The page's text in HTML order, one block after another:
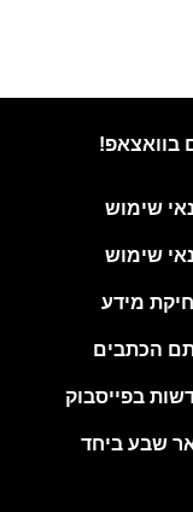
בוואצאפ!
שימוש
שימוש
מידע
הכתבים
בפייסבוק
שבע ביחד